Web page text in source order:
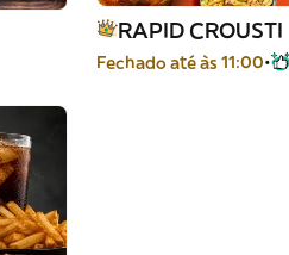
RAPID CROUSTI
Fechado até às 11:00